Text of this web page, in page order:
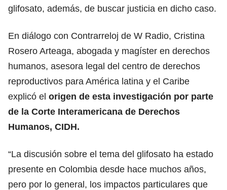
glifosato, además, de buscar justicia en dicho caso.
En diálogo con Contrarreloj de W Radio, Cristina
Rosero Arteaga, abogada y magíster en derechos
humanos, asesora legal del centro de derechos
reproductivos para América latina y el Caribe
explicó el origen de esta investigación por parte
de la Corte Interamericana de Derechos
Humanos, CIDH.
“La discusión sobre el tema del glifosato ha estado
presente en Colombia desde hace muchos años,
pero por lo general, los impactos particulares que